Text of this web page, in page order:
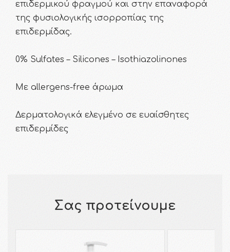
επιδερμικού φραγμού και στην επαναφορά
της φυσιολογικής ισορροπίας της
επιδερμίδας.
0% Sulfates – Silicones – Isothiazolinones
Με allergens-free άρωμα
Δερματολογικά ελεγμένο σε ευαίσθητες
επιδερμίδες
Σας προτείνουμε